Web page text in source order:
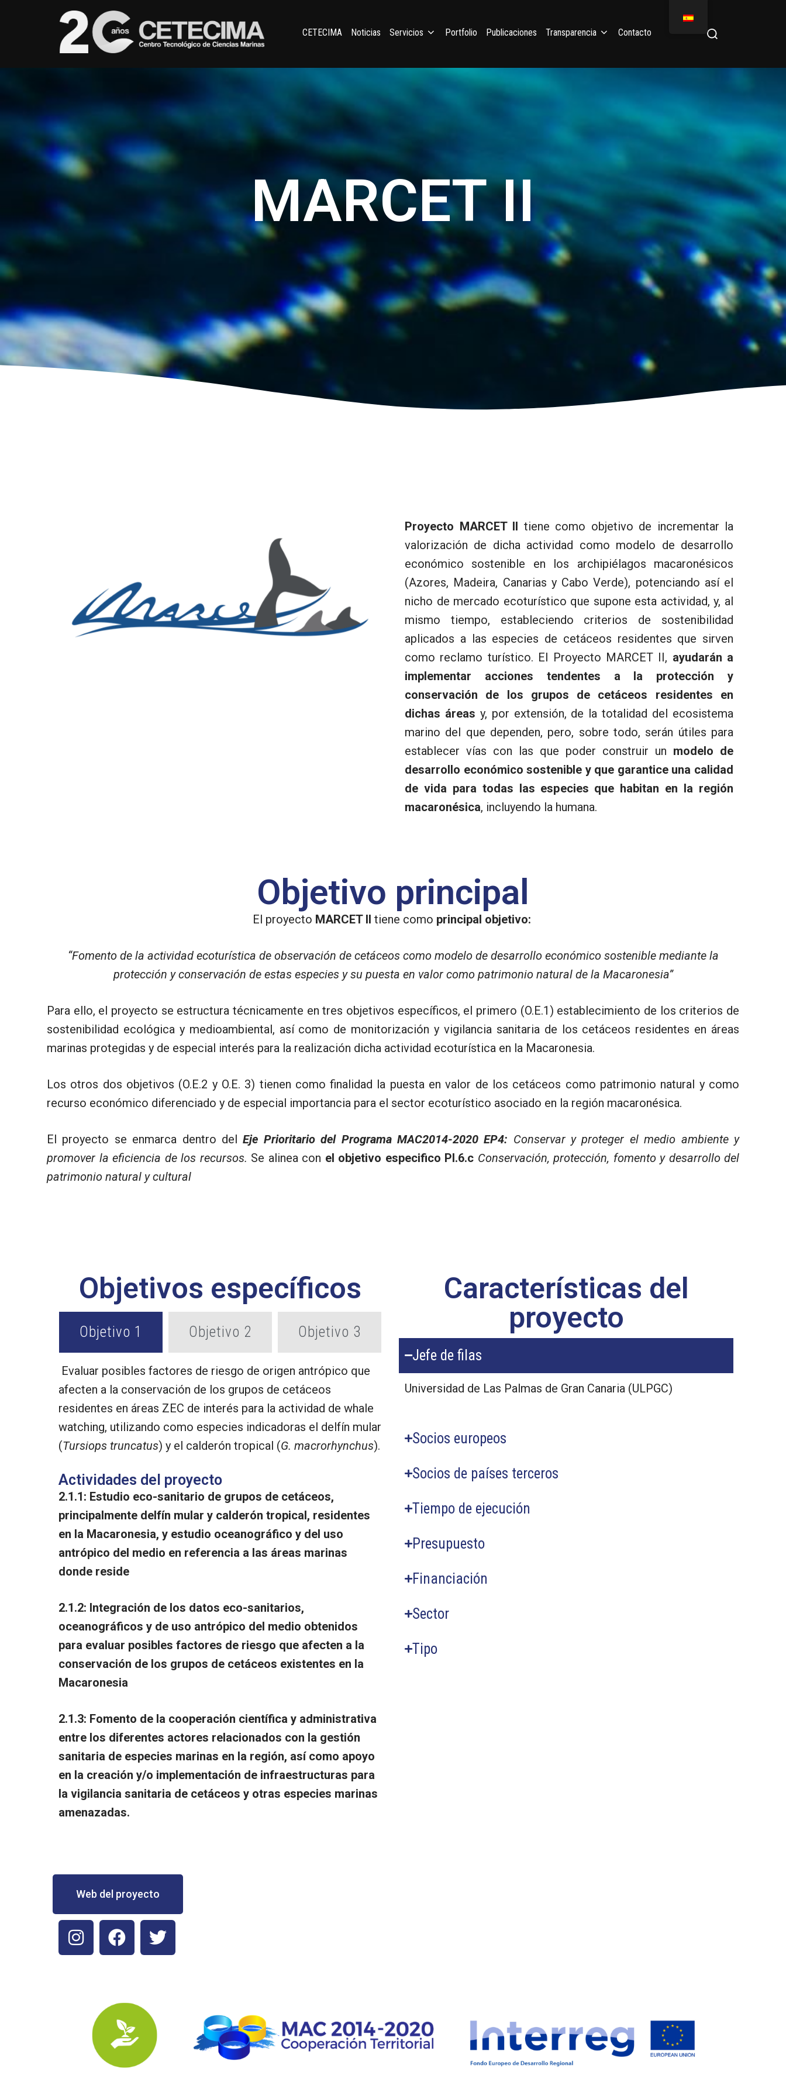
CETECIMA Noticias Servicios Portfolio Publicaciones Transparencia Contacto
MARCET II
Proyecto MARCET II tiene como objetivo de incrementar la
valorización de dicha actividad como modelo de desarrollo
económico sostenible en los archipiélagos macaronésicos
(Azores, Madeira, Canarias y Cabo Verde), potenciando así el
nicho de mercado ecoturístico que supone esta actividad, y, al
mismo tiempo, estableciendo criterios de sostenibilidad
aplicados a las especies de cetáceos residentes que sirven
como reclamo turístico. El Proyecto MARCET II, ayudarán a
implementar acciones tendentes a la protección y
conservación de los grupos de cetáceos residentes en
dichas áreas y, por extensión, de la totalidad del ecosistema
marino del que dependen, pero, sobre todo, serán útiles para
establecer vías con las que poder construir un modelo de
desarrollo económico sostenible y que garantice una calidad
de vida para todas las especies que habitan en la región
macaronésica, incluyendo la humana.
Objetivo principal
El proyecto MARCET II tiene como principal objetivo:
“Fomento de la actividad ecoturística de observación de cetáceos como modelo de desarrollo económico sostenible mediante la
protección y conservación de estas especies y su puesta en valor como patrimonio natural de la Macaronesia”
Para ello, el proyecto se estructura técnicamente en tres objetivos específicos, el primero (O.E.1) establecimiento de los criterios de
sostenibilidad ecológica y medioambiental, así como de monitorización y vigilancia sanitaria de los cetáceos residentes en áreas
marinas protegidas y de especial interés para la realización dicha actividad ecoturística en la Macaronesia.
Los otros dos objetivos (O.E.2 y O.E. 3) tienen como finalidad la puesta en valor de los cetáceos como patrimonio natural y como
recurso económico diferenciado y de especial importancia para el sector ecoturístico asociado en la región macaronésica.
El proyecto se enmarca dentro delEje Prioritario del Programa MAC2014-2020 EP4: Conservar y proteger el medio ambiente y
promover la eficiencia de los recursos. Se alinea con el objetivo especifico PI.6.c Conservación, protección, fomento y desarrollo del
patrimonio natural y cultural
Objetivos específicos
Objetivo 1 Objetivo 2 Objetivo 3
Evaluar posibles factores de riesgo de origen antrópico que
afecten a la conservación de los grupos de cetáceos
residentes en áreas ZEC de interés para la actividad de whale
watching, utilizando como especies indicadoras el delfín mular
(Tursiops truncatus) y el calderón tropical (G. macrorhynchus).
Actividades del proyecto
2.1.1: Estudio eco-sanitario de grupos de cetáceos,
principalmente delfín mular y calderón tropical, residentes
en la Macaronesia, y estudio oceanográfico y del uso
antrópico del medio en referencia a las áreas marinas
donde reside
2.1.2: Integración de los datos eco-sanitarios,
oceanográficos y de uso antrópico del medio obtenidos
para evaluar posibles factores de riesgo que afecten a la
conservación de los grupos de cetáceos existentes en la
Macaronesia
2.1.3: Fomento de la cooperación científica y administrativa
entre los diferentes actores relacionados con la gestión
sanitaria de especies marinas en la región, así como apoyo
en la creación y/o implementación de infraestructuras para
la vigilancia sanitaria de cetáceos y otras especies marinas
amenazadas.
Web del proyecto
Características del
proyecto
Jefe de filas
Universidad de Las Palmas de Gran Canaria (ULPGC)
Socios europeos
Socios de países terceros
Tiempo de ejecución
Presupuesto
Financiación
Sector
Tipo